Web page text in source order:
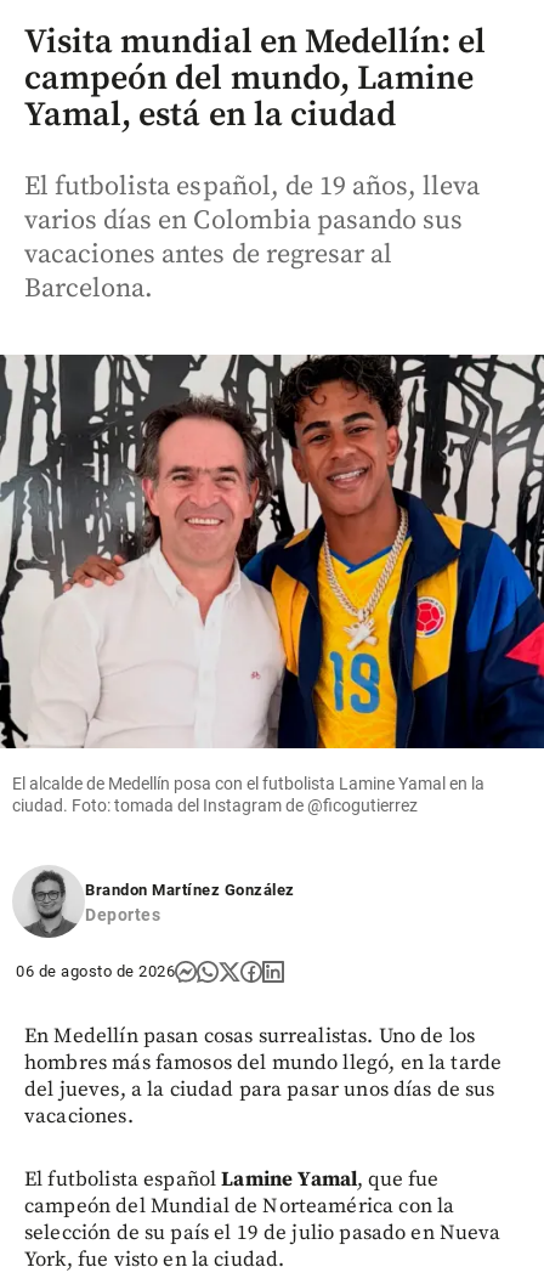
Visita mundial en Medellín: el
campeón del mundo, Lamine
Yamal, está en la ciudad
El futbolista español, de 19 años, lleva
varios días en Colombia pasando sus
vacaciones antes de regresar al
Barcelona.
El alcalde de Medellín posa con el futbolista Lamine Yamal en la
ciudad. Foto: tomada del Instagram de @ficogutierrez
Brandon Martínez González
Deportes
06 de agosto de 2026
En Medellín pasan cosas surrealistas. Uno de los
hombres más famosos del mundo llegó, en la tarde
del jueves, a la ciudad para pasar unos días de sus
vacaciones.
El futbolista españolLamine Yamal, que fue
campeón del Mundial de Norteamérica con la
selección de su país el 19 de julio pasado en Nueva
York, fue visto en la ciudad.